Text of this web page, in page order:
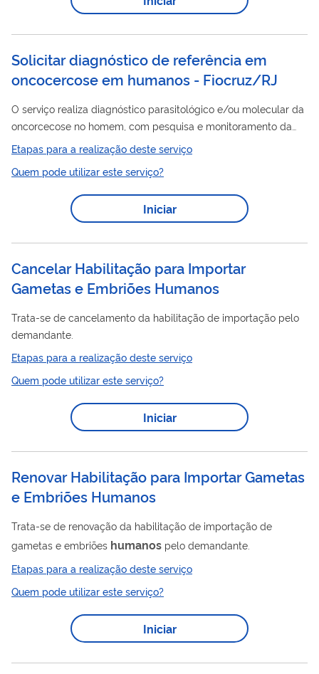
lavra à ANM. A cessão total ocorre quando o titular transfere
Solicitar diagnóstico de referência em
oncocercose em humanos - Fiocruz/RJ
O serviço realiza diagnóstico parasitológico e/ou molecular da
oncorcecose no homem, com pesquisa e monitoramento da
transmissão da doença no país, desenvolvimento tecnológico,
inovação e formação profissional, aperfeiçoamento de
métodos de coleta de amostras, diagnósticos e
esclarecimento em diagnósticos imprecisos.
Etapas para a realização deste serviço
Quem pode utilizar este serviço?
Iniciar
Cancelar Habilitação para Importar
Gametas e Embriões Humanos
Trata-se de cancelamento da habilitação de importação pelo
demandante.
Etapas para a realização deste serviço
Quem pode utilizar este serviço?
Iniciar
Renovar Habilitação para Importar Gametas
e Embriões Humanos
Trata-se de renovação da habilitação de importação de
gametas e embriões humanos pelo demandante.
Etapas para a realização deste serviço
Quem pode utilizar este serviço?
Iniciar